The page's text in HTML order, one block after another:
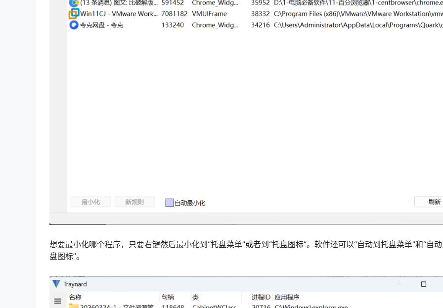
想要最小化哪个程序，只要右键然后最小化到“托盘菜单”或者到“托盘图标”。软件还可以“自动到托盘菜单”和“自
盘图标”。